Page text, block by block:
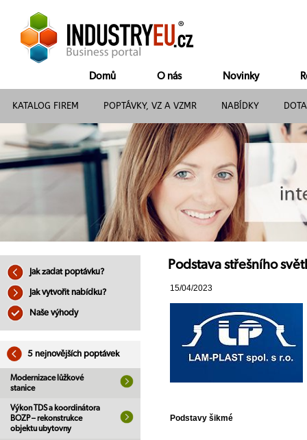
Domů O nás Novinky
KATALOG FIREM POPTÁVKY, VZ A VZMR NABÍDKY
Jak zadat poptávku?
Jak vytvořit nabídku?
Naše výhody
5 nejnovějších poptávek
Modernizace lůžkové
stanice
Výkon TDS a koordinátora
BOZP – rekonstrukce
objektu ubytovny
Podstava střešního
15/04/2023
Podstavy šikmé